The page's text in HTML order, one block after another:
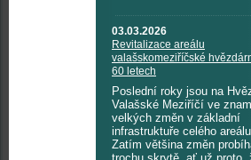
03.03.2026
Revitalizace areálu
valašskomeziříčské
60 letech
Poslední roky jsou na
Valašské Meziříčí ve
velkých změn v základní
infrastruktuře celého
Zatím většina změn